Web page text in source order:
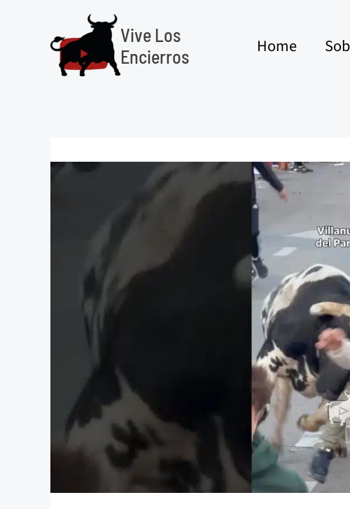
contenido
Vive Los
Encierros
Home